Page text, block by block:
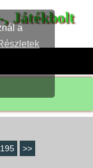
a
, Játékbolt
>>